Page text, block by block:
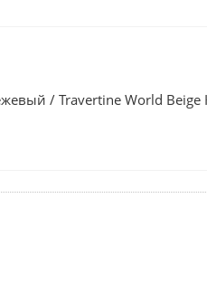
/ Travertine World Beige